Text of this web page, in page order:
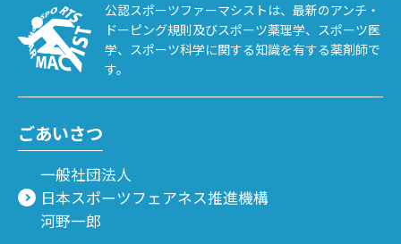
公認スポーツファーマシストは、最新のアンチ・
ドーピング規則及びスポーツ薬理学、スポーツ医
学、スポーツ科学に関する知識を有する薬剤師で
す。
ごあいさつ
一般社団法人
日本スポーツフェアネス推進機構
河野一郎